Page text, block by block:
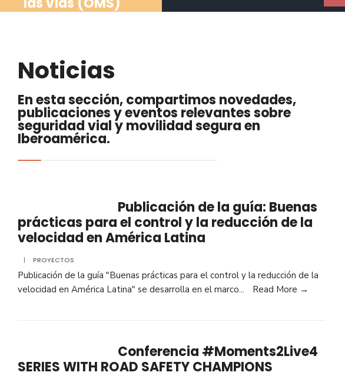
Noticias
En esta sección, compartimos novedades,
publicaciones y eventos relevantes sobre
seguridad vial y movilidad segura en
Iberoamérica.
Publicación de la guía: Buenas
prácticas para el control y la reducción de la
velocidad en América Latina
| PROYECTOS
Publicación de la guía "Buenas prácticas para el control y la reducción de la
velocidad en América Latina" se desarrolla en el marco... Read More →
Conferencia #Moments2Live4
SERIES WITH ROAD SAFETY CHAMPIONS